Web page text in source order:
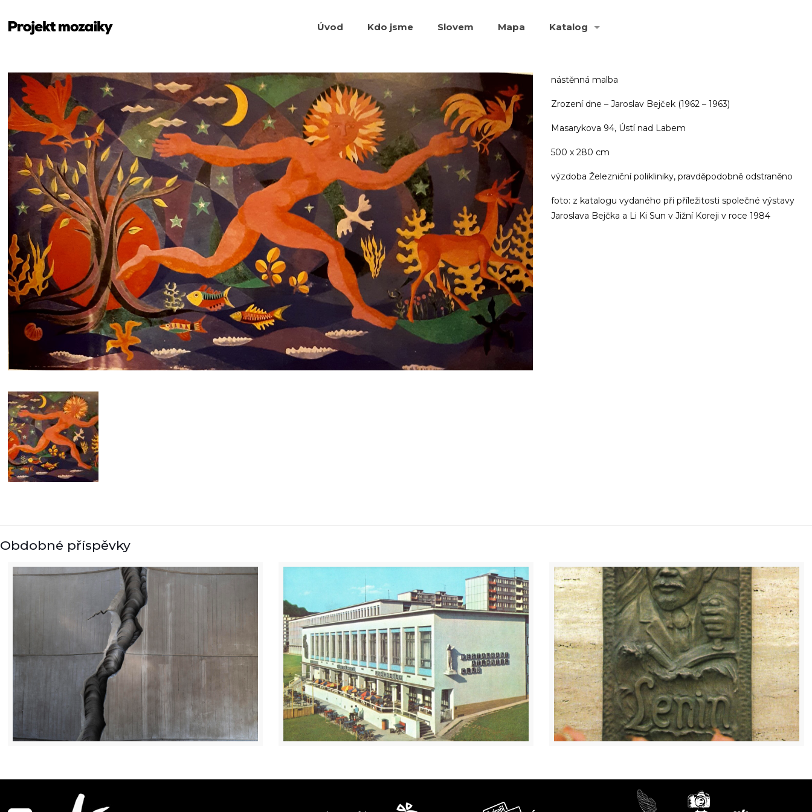
Úvod Kdo jsme Slovem Mapa Katalog
nástěnná malba
Zrození dne – Jaroslav Bejček (1962 – 1963)
Masarykova 94, Ústí nad Labem
500 x 280 cm
výzdoba Železniční polikliniky, pravděpodobně odstraněno
foto: z katalogu vydaného při příležitosti společné výstavy
Jaroslava Bejčka a Li Ki Sun v Jižní Koreji v roce 1984
Obdobné příspěvky